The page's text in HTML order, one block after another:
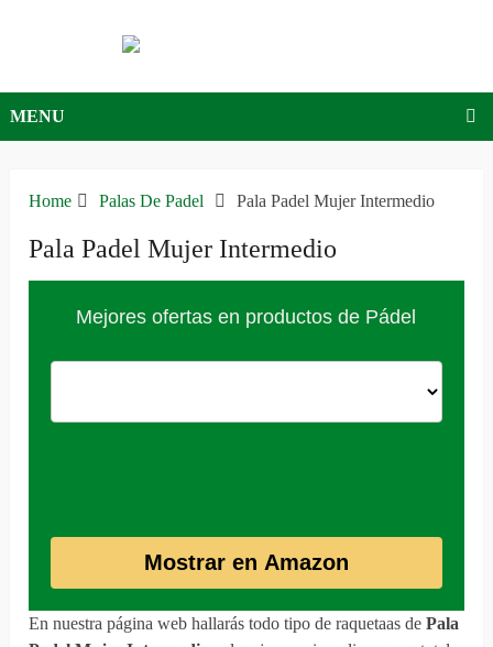
MENU
Home Palas De Padel Pala Padel Mujer Intermedio
Pala Padel Mujer Intermedio
Mejores ofertas en productos de Pádel
Mostrar en Amazon
En nuestra página web hallarás todo tipo de raquetaas dePala